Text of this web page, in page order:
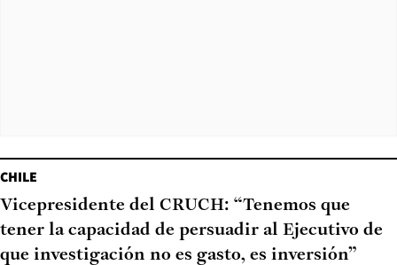
CHILE
Vicepresidente del CRUCH: “Tenemos que
tener la capacidad de persuadir al Ejecutivo de
que investigación no es gasto, es inversión”